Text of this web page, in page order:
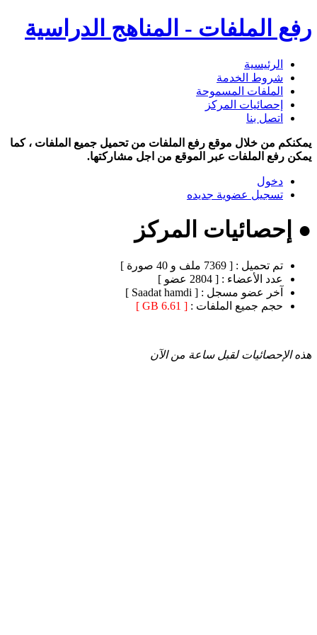
رفع الملفات - المناهج الدراسية
الرئيسية
شروط الخدمة
الملفات المسموحة
إحصائيات المركز
اتصل بنا
يمكنكم من خلال موقع رفع الملفات من تحميل جميع الملفات ، كما
يمكن رفع الملفات عبر الموقع من اجل مشاركتها.
دخول
تسجيل عضوية جديده
● إحصائيات المركز
تم تحميل : [ 7369 ملف و 40 صورة ]
عدد الأعضاء : [ 2804 عضو ]
آخر عضو مسجل : [ Saadat hamdi ]
حجم جميع الملفات : [ 6.61 GB ]
هذه الإحصائيات لقبل ساعة من الآن